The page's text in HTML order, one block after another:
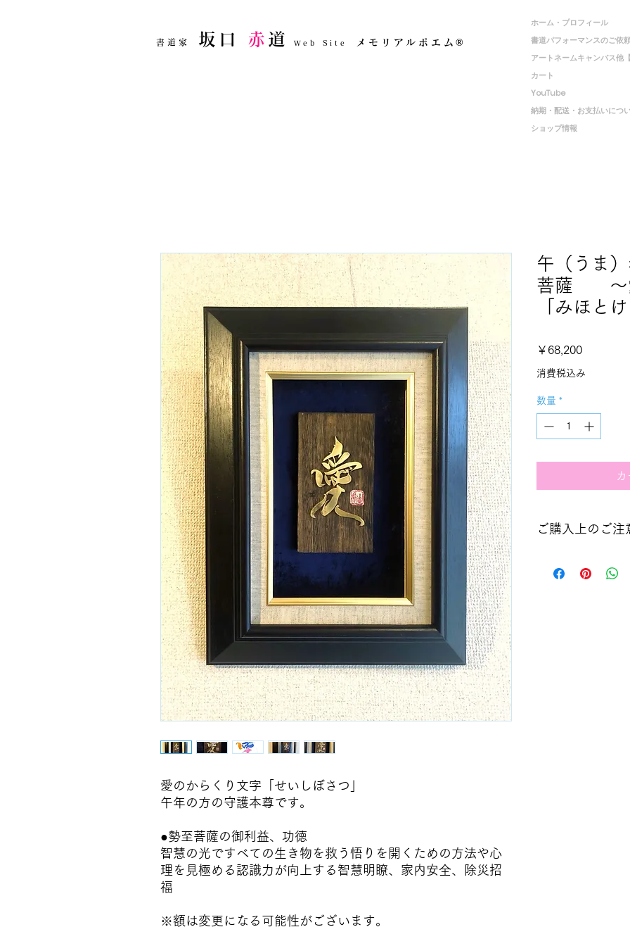
書道家 坂口 赤 道 Web Site メモリアルポエム®️
ホーム・プロフィール
書道パフォーマンスのご依
アートネームキャンバス他
カート
YouTube
納期・配送・お支払いにつ
ショップ情報
愛のからくり文字「せいしぼさつ」
午年の方の守護本尊です。
●勢至菩薩の御利益、功徳
智慧の光ですべての生き物を救う悟りを開くための方法や心
理を見極める認識力が向上する智慧明瞭、家内安全、除災招
福
※額は変更になる可能性がございます。
午（うま
菩薩 ～
「みほと
￥68,200価
格
消費税込み
数量 *
ご購入上のご注
ひとつ、真鍮作家の